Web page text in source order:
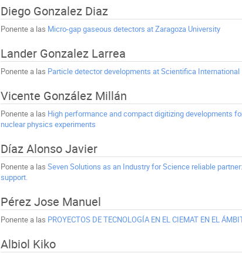
Diego Gonzalez Diaz
Ponente a las Micro-gap gaseous detectors at Zaragoza University
Lander Gonzalez Larrea
Ponente a las Particle detector developments at Scientifica International
Vicente González Millán
Ponente a las High performance and compact digitizing developments
nuclear physics experiments
Díaz Alonso Javier
Ponente a las Seven Solutions as an Industry for Science reliable
support.
Pérez Jose Manuel
Ponente a las PROYECTOS DE TECNOLOGÍA EN EL CIEMAT EN EL
Albiol Kiko